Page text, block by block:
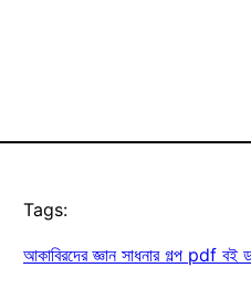
Tags:
আকাবিরদের জ্ঞান সাধনার গল্প pdf বই